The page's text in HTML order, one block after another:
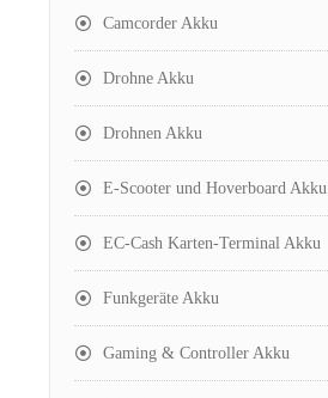
Camcorder Akku
Drohne Akku
Drohnen Akku
E-Scooter und Hoverboard Akku
EC-Cash Karten-Terminal Akku
Funkgeräte Akku
Gaming & Controller Akku